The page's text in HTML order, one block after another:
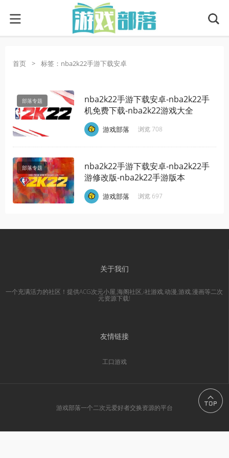
首页 > 标签：nba2k22手游下载安卓
部落专题
nba2k22手游下载安卓-nba2k22手
机免费下载-nba2k22游戏大全
游戏部落 浏览 708
部落专题
nba2k22手游下载安卓-nba2k22手
游修改版-nba2k22手游版本
游戏部落 浏览 697
关于我们
一个充满活力的社区！提供ACG次元小屋,海阁社区,i社游戏,动漫,游戏,漫画等二次
元资源下载!
友情链接
工口游戏
游戏部落一个二次元爱好者交换资源的平台